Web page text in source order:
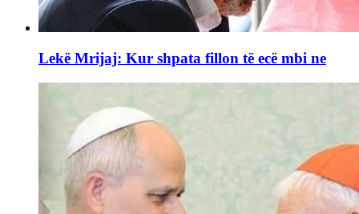
Lekë Mrijaj: Kur shpata fillon të ecë mbi ne